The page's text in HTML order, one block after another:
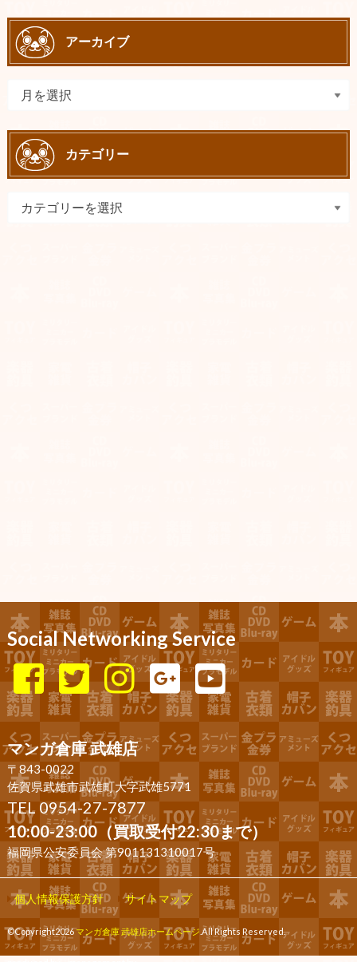
アーカイブ
カテゴリー
Social Networking Service
マンガ倉庫 武雄店
〒843-0022
佐賀県武雄市武雄町大字武雄5771
TEL 0954-27-7877
10:00-23:00（買取受付22:30まで）
福岡県公安委員会 第901131310017号
個人情報保護方針 サイトマップ
©Copyright2026マンガ倉庫 武雄店ホームページ .All Rights Reserved.